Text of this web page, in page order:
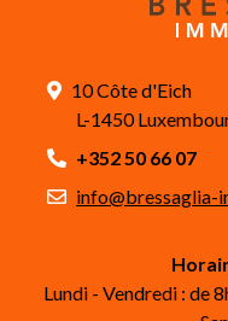
10 Côte d'Eich
L-1450
+352 50 66 07
info@bressaglia-
Lundi - Vendredi : de